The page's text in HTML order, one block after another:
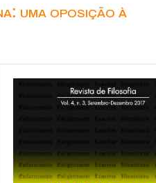
uma oposição à